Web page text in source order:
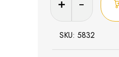
5832
Waterkraan
voor
Stoomlocomotieven
SKU:5832